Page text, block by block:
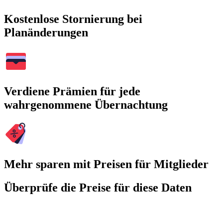
Kostenlose Stornierung bei
Planänderungen
Verdiene Prämien für jede
wahrgenommene Übernachtung
Mehr sparen mit Preisen für Mitglieder
Überprüfe die Preise für diese Daten